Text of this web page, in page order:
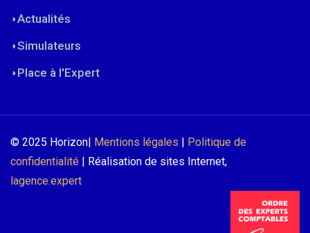
Actualités
Simulateurs
Place à l'Expert
© 2025 Horizon| Mentions légales
Politique de
confidentialité | Réalisation de sites Internet,
lagence.expert